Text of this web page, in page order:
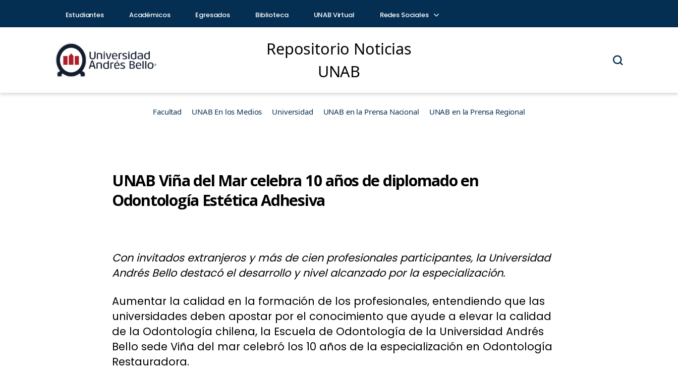
Estudiantes Académicos Egresados Biblioteca UNAB Virtual Redes Sociales
Repositorio Noticias
UNAB
Facultad UNAB En los Medios Universidad UNAB en la Prensa Nacional UNAB en la Prensa Regional
UNAB Viña del Mar celebra 10 años de diplomado en
Odontología Estética Adhesiva
Con invitados extranjeros y más de cien profesionales participantes, la Universidad
Andrés Bello destacó el desarrollo y nivel alcanzado por la especialización.
Aumentar la calidad en la formación de los profesionales, entendiendo que las
universidades deben apostar por el conocimiento que ayude a elevar la calidad
de la Odontología chilena, la Escuela de Odontología de la Universidad Andrés
Bello sede Viña del mar celebró los 10 años de la especialización en Odontología
Restauradora.